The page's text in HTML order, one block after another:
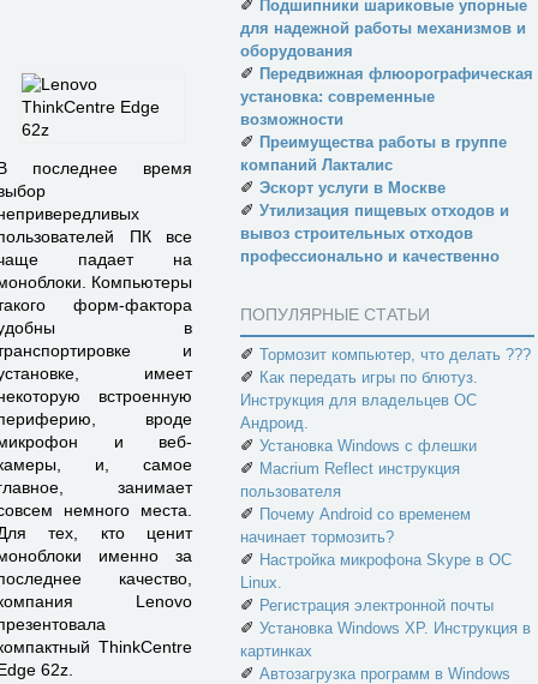
последнее время
ПК все
падает на
Компьютеры
форм-фактора
в
и
имеет
встроенную
вроде
и веб-
и, самое
занимает
немного места.
тех, кто ценит
именно за
качество,
Lenovo
ThinkCentre
62z.
✐ Подшипники шариковые упорные
для надежной работы механизмов и
оборудования
✐ Передвижная флюорографическая
установка: современные
возможности
✐ Преимущества работы в группе
компаний Лакталис
✐ Эскорт услуги в Москве
✐ Утилизация пищевых отходов и
вывоз строительных отходов
профессионально и качественно
ПОПУЛЯРНЫЕ СТАТЬИ
✐ Тормозит компьютер, что делать ???
✐ Как передать игры по блютуз.
Инструкция для владельцев ОС
Андроид.
✐ Установка Windows с флешки
✐ Macrium Reflect инструкция
пользователя
✐ Почему Android со временем
начинает тормозить?
✐ Настройка микрофона Skype в ОС
Linux.
✐ Регистрация электронной почты
✐ Установка Windows XP. Инструкция в
картинках
✐ Автозагрузка программ в Windows